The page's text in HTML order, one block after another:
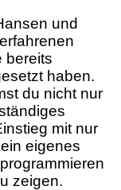
und
bereits
haben.
du nicht nur
mit nur
eigenes
zeigen.